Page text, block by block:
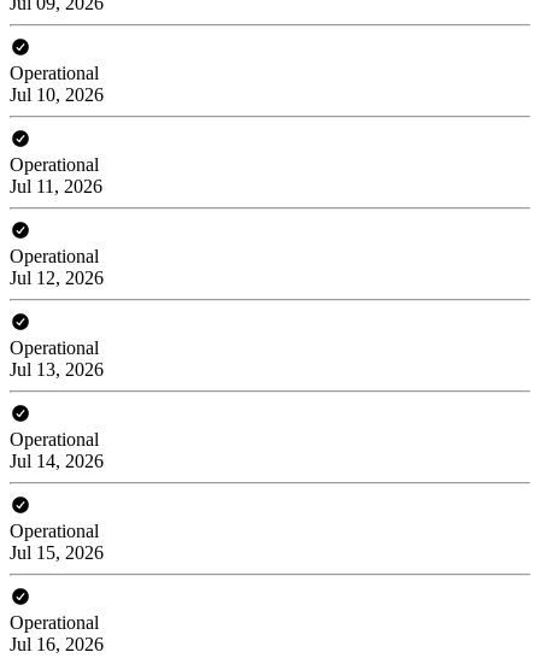
Operational
Jul 10, 2026
Operational
Jul 11, 2026
Operational
Jul 12, 2026
Operational
Jul 13, 2026
Operational
Jul 14, 2026
Operational
Jul 15, 2026
Operational
Jul 16, 2026